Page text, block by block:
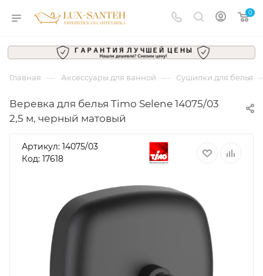
0
Главная — Аксессуары для ванной — Сушилки для белья
Веревка для белья Timo Selene 14075/03
2,5 м, черный матовый
Артикул: 14075/03
Код: 17618